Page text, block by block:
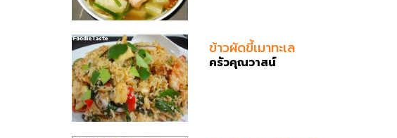
ข้าวผัดขี้เมาทะเล
ครัวคุณวาสน์